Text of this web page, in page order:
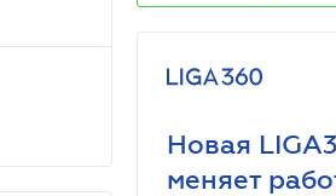
Новая
меняет